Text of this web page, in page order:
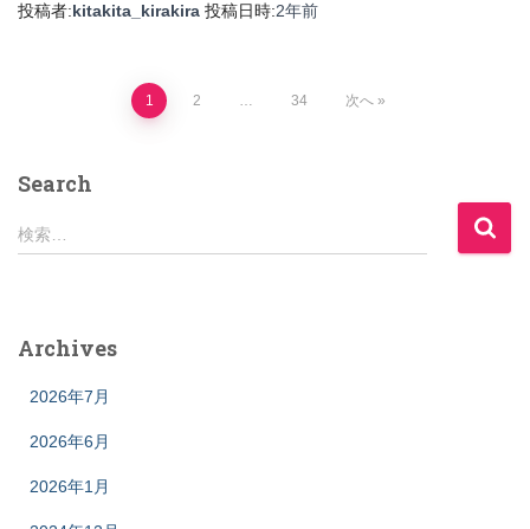
投稿者:kitakita_kirakira 投稿日時:2年前
送
り
1 2 … 34 次へ
Search
検
索
検索…
Archives
2026年7月
2026年6月
2026年1月